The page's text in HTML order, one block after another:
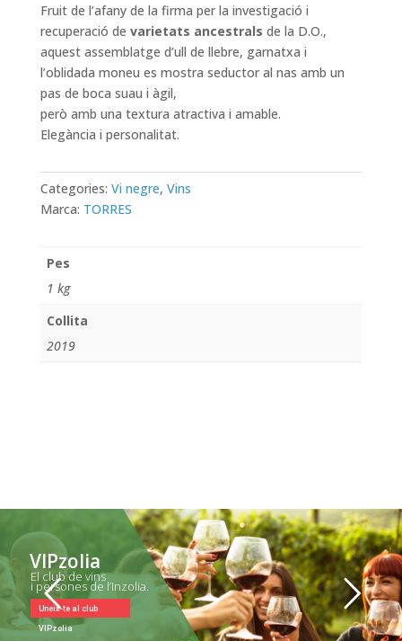
Fruit de l’afany de la firma per la investigació i
recuperació de varietats ancestrals de la D.O.,
aquest assemblatge d’ull de llebre, garnatxa i
l’oblidada moneu es mostra seductor al nas amb un
pas de boca suau i àgil,
però amb una textura atractiva i amable.
Elegància i personalitat.
Categories: Vi negre, Vins
Marca: TORRES
Pes
1 kg
Collita
2019
VIPzolia
Uneix-te al club
VIPzolia
El club de vins
i persones de l’Inzolia.